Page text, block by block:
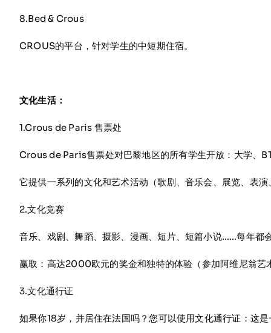
8.Bed & Crous
CROUS的平台，针对学生的中短期住宿。
文化生活：
1.Crous de Paris 售票处
Crous de Paris售票处对巴黎地区的所有学生开放：大学、
它提供一系列的文化和艺术活动（歌剧、音乐会、展览、表
2.文化竞赛
音乐、戏剧、舞蹈、摄影、漫画、短片、短篇小说……每年都
赢取：高达2000欧元的奖金和独特的体验（参加阿维尼翁
3.文化通行证
如果你18岁，并居住在法国吗？您可以使用文化通行证：这